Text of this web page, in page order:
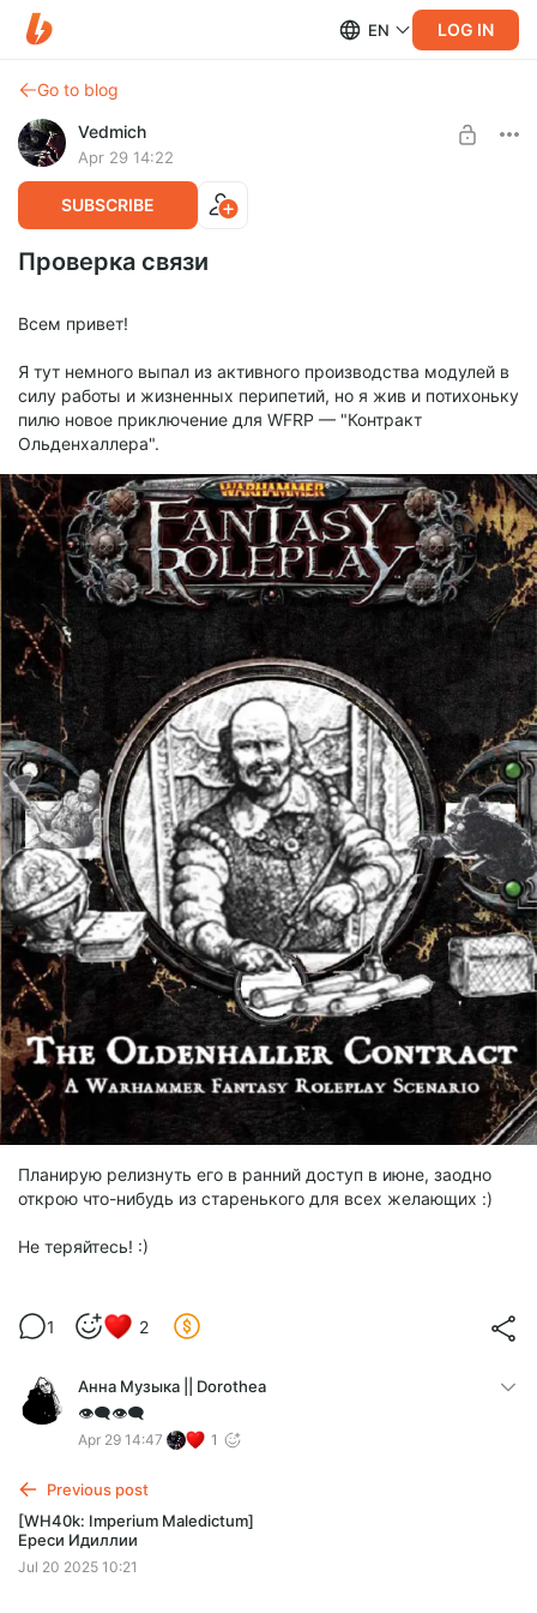
EN LOG IN
Go to blog
Vedmich
Apr 29 14:22
SUBSCRIBE
Проверка связи
Всем привет!
Я тут немного выпал из активного производства модулей в
силу работы и жизненных перипетий, но я жив и потихоньку
пилю новое приключение для WFRP — "Контракт
Ольденхаллера".
Планирую релизнуть его в ранний доступ в июне, заодно
открою что-нибудь из старенького для всех желающих :)
Не теряйтесь! :)
1 2
Анна Музыка || Dorothea
👁️‍🗨️👁️‍🗨️
Apr 29 14:47 1
Previous post
[WH40k: Imperium Maledictum]
Ереси Идиллии
Jul 20 2025 10:21